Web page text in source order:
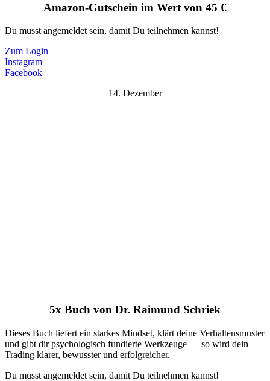
Amazon-Gutschein im Wert von 45 €
Du musst angemeldet sein, damit Du teilnehmen kannst!
Zum Login
Instagram
Facebook
14. Dezember
5x Buch von Dr. Raimund Schriek
Dieses Buch liefert ein starkes Mindset, klärt deine Verhaltensmuster
und gibt dir psychologisch fundierte Werkzeuge — so wird dein
Trading klarer, bewusster und erfolgreicher.
Du musst angemeldet sein, damit Du teilnehmen kannst!